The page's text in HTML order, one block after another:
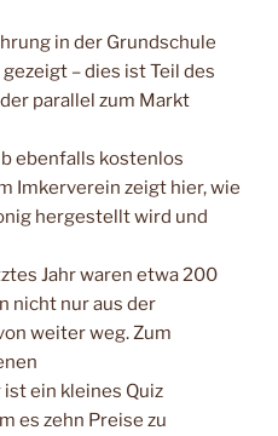
in der Grundschule
– dies ist Teil des
parallel zum Markt
ebenfalls kostenlos
Imkerverein zeigt hier, wie
hergestellt wird und
Jahr waren etwa 200
nicht nur aus der
weiter weg. Zum
ein kleines Quiz
es zehn Preise zu